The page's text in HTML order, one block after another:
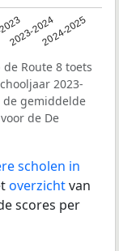
2023-20242024-2025
Route 8 toets
2023-
de gemiddelde
de De
scholen in
overzichtvan
scores per